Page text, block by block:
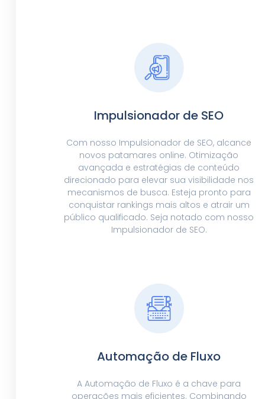
Impulsionador de SEO
Com nosso Impulsionador de SEO, alcance
novos patamares online. Otimização
avançada e estratégias de conteúdo
direcionado para elevar sua visibilidade nos
mecanismos de busca. Esteja pronto para
conquistar rankings mais altos e atrair um
público qualificado. Seja notado com nosso
Impulsionador de SEO.
Automação de Fluxo
A Automação de Fluxo é a chave para
operações mais eficientes. Combinando